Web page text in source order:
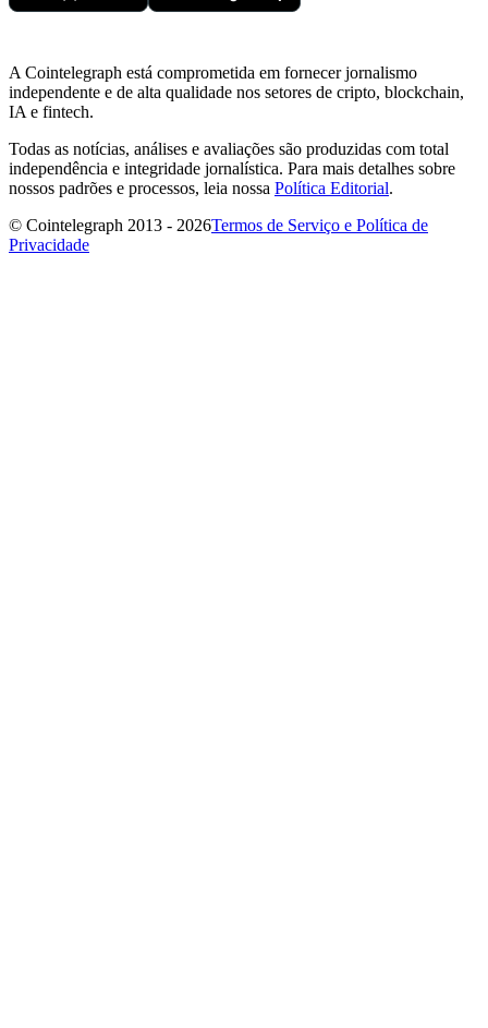
A Cointelegraph está comprometida em fornecer jornalismo
independente e de alta qualidade nos setores de cripto, blockchain,
IA e fintech.
Todas as notícias, análises e avaliações são produzidas com total
independência e integridade jornalística. Para mais detalhes sobre
nossos padrões e processos, leia nossa Política Editorial.
© Cointelegraph 2013 - 2026Termos de Serviço e Política de
Privacidade